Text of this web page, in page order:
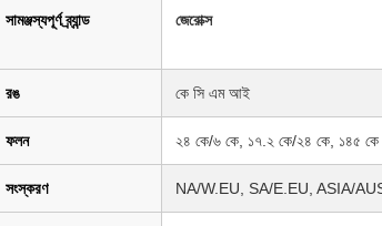
সামঞ্জস্যপূর্ণ ব্র্যান্ড জেরোক্স
রঙ কে সি এম আই
ফলন ২৪ কে/৬ কে, ১৭.২ কে/২৪ কে, ১৪৫ কে
সংস্করণ NA/W.EU, SA/E.EU, ASIA/